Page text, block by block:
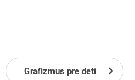
Grafizmus pre deti